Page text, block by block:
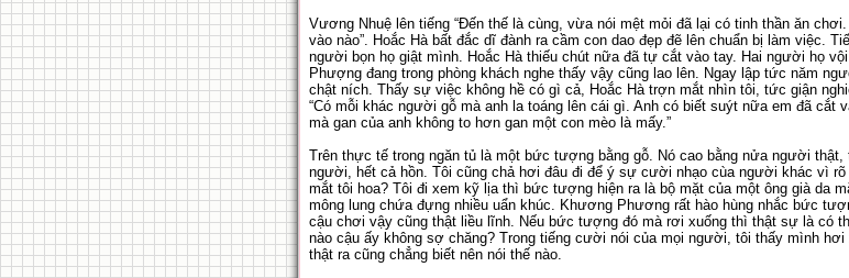
Vương Nhuệ lên tiếng “Đến thế là cùng, vừa nói mệt mỏi đã lại có tinh thần ăn
vào nào”. Hoắc Hà bất đắc dĩ đành ra cầm con dao đẹp đẽ lên chuẩn bị làm việc.
người bọn họ giật mình. Hoắc Hà thiếu chút nữa đã tự cắt vào tay. Hai người họ
Phượng đang trong phòng khách nghe thấy vậy cũng lao lên. Ngay lập tức năm
chật ních. Thấy sự việc không hề có gì cả, Hoắc Hà trợn mắt nhìn tôi, tức giận
“Có mỗi khác người gỗ mà anh la toáng lên cái gì. Anh có biết suýt nữa em đã cắt
mà gan của anh không to hơn gan một con mèo là mấy.”
Trên thực tế trong ngăn tủ là một bức tượng bằng gỗ. Nó cao bằng nửa người thật,
người, hết cả hồn. Tôi cũng chả hơi đâu đi để ý sự cười nhạo cùa người khác vì
mắt tôi hoa? Tôi đi xem kỹ lịa thì bức tượng hiện ra là bộ mặt của một ông già da
mông lung chứa đựng nhiều uẩn khúc. Khương Phương rất hào hùng nhắc bức
cậu chơi vậy cũng thật liều lĩnh. Nếu bức tượng đó mà rơi xuống thì thật sự là có
nào cậu ấy không sợ chăng? Trong tiếng cười nói của mọi người, tôi thấy mình
thật ra cũng chẳng biết nên nói thế nào.